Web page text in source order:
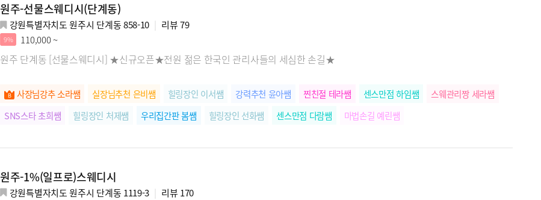
원주-선물스웨디시(단계동)
강원특별자치도 원주시 단계동 858-10 리뷰79
9% 110,000 ~
원주 단계동 [선물스웨디시] ★신규오픈★전원 젊은 한국인 관리사들의 세심한 손길★
사장님강추 소라쌤 실장님추천 은비쌤 힐링장인 이서쌤 강력추천 윤아쌤 찐친절 테라쌤 센스만점 하임쌤
스웨관리짱 세라쌤
SNS스타 초희쌤
힐링장인 처제쌤 우리집간판 봄쌤 힐링장인 선화쌤 센스만점 다람쌤 마법손길 예린쌤
원주-1%(일프로)스웨디시
강원특별자치도 원주시 단계동 1119-3 리뷰 170